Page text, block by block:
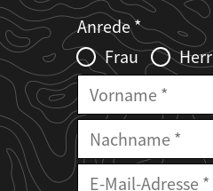
Web2Case
Infofelder
Fieldset
anrede_name
Anrede
Frau
Herr
Vorname
Nachname
E-
Mailadresse